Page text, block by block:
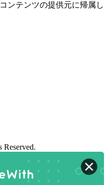
ンテンツの提供元に帰属し
Reserved.